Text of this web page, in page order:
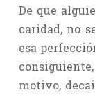
De que
caridad, no
esa
motivo,